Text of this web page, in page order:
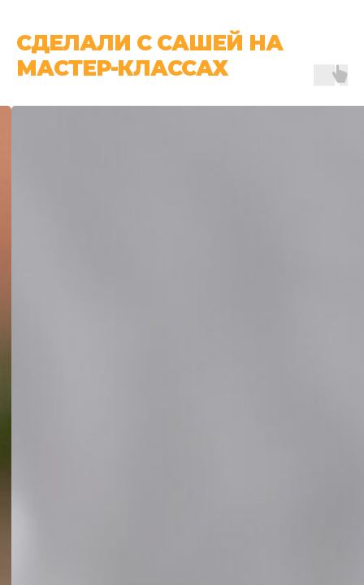
СДЕЛАЛИ С САШЕЙ НА
МАСТЕР-КЛАССАХ